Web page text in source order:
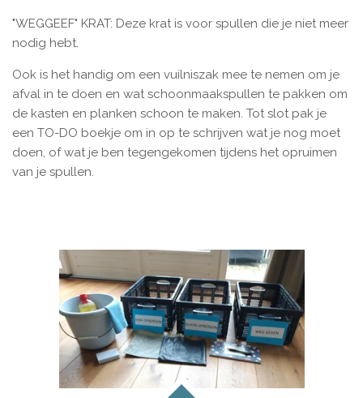
"WEGGEEF" KRAT: Deze krat is voor spullen die je niet meer
nodig hebt.
Ook is het handig om een vuilniszak mee te nemen om je
afval in te doen en wat schoonmaakspullen te pakken om
de kasten en planken schoon te maken. Tot slot pak je
een TO-DO boekje om in op te schrijven wat je nog moet
doen, of wat je ben tegengekomen tijdens het opruimen
van je spullen.